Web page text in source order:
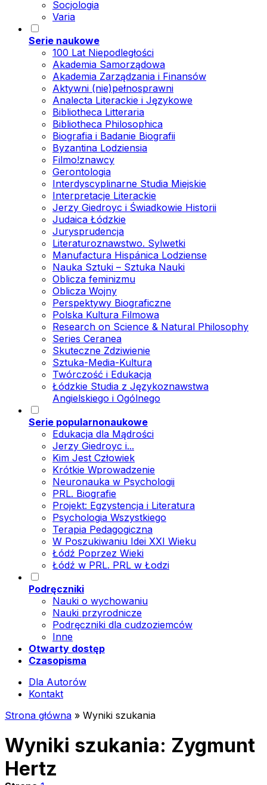
Socjologia
Varia
Serie naukowe
100 Lat Niepodległości
Akademia Samorządowa
Akademia Zarządzania i Finansów
Aktywni (nie)pełnosprawni
Analecta Literackie i Językowe
Bibliotheca Litteraria
Bibliotheca Philosophica
Biografia i Badanie Biografii
Byzantina Lodziensia
Filmo!znawcy
Gerontologia
Interdyscyplinarne Studia Miejskie
Interpretacje Literackie
Jerzy Giedroyc i Świadkowie Historii
Judaica Łódzkie
Jurysprudencja
Literaturoznawstwo. Sylwetki
Manufactura Hispánica Lodziense
Nauka Sztuki – Sztuka Nauki
Oblicza feminizmu
Oblicza Wojny
Perspektywy Biograficzne
Polska Kultura Filmowa
Research on Science & Natural Philosophy
Series Ceranea
Skuteczne Zdziwienie
Sztuka-Media-Kultura
Twórczość i Edukacja
Łódzkie Studia z Językoznawstwa
Angielskiego i Ogólnego
Serie popularnonaukowe
Edukacja dla Mądrości
Jerzy Giedroyc i...
Kim Jest Człowiek
Krótkie Wprowadzenie
Neuronauka w Psychologii
PRL. Biografie
Projekt: Egzystencja i Literatura
Psychologia Wszystkiego
Terapia Pedagogiczna
W Poszukiwaniu Idei XXI Wieku
Łódź Poprzez Wieki
Łódź w PRL. PRL w Łodzi
Podręczniki
Nauki o wychowaniu
Nauki przyrodnicze
Podręczniki dla cudzoziemców
Inne
Otwarty dostęp
Czasopisma
Dla Autorów
Kontakt
Strona główna » Wyniki szukania
Wyniki szukania: Zygmunt
Hertz